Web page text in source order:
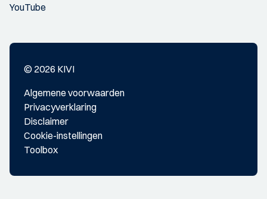
YouTube
© 2026 KIVI
Algemene voorwaarden
Privacyverklaring
Disclaimer
Cookie-instellingen
Toolbox